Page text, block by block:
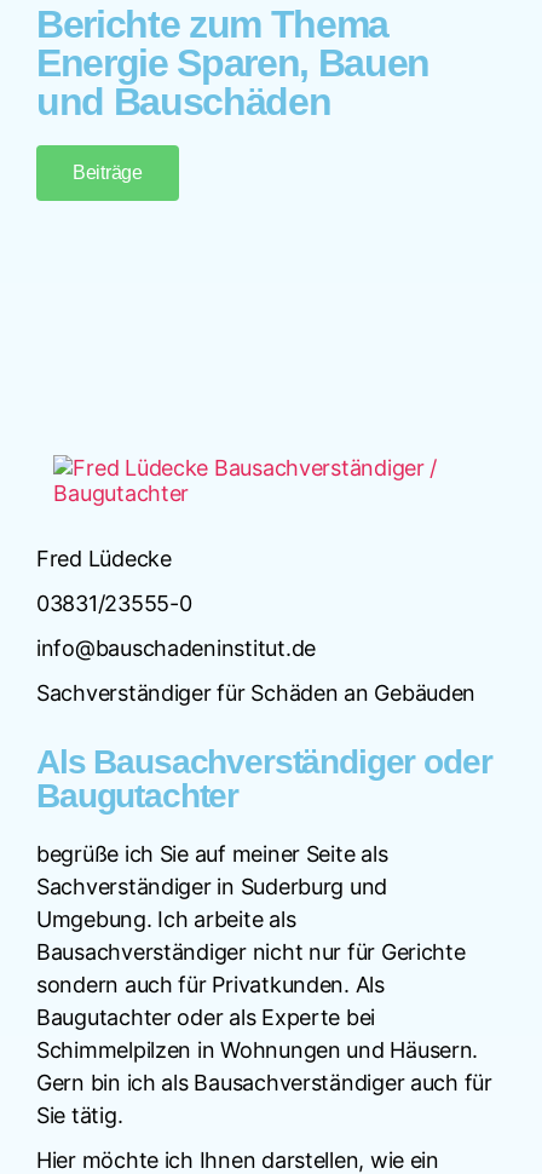
Berichte zum Thema
Energie Sparen, Bauen
und Bauschäden
Beiträge
Fred Lüdecke
03831/23555-0
info@bauschadeninstitut.de
Sachverständiger für Schäden an Gebäuden
Als Bausachverständiger oder
Baugutachter
begrüße ich Sie auf meiner Seite als
Sachverständiger in Suderburg und
Umgebung. Ich arbeite als
Bausachverständiger nicht nur für Gerichte
sondern auch für Privatkunden. Als
Baugutachter oder als Experte bei
Schimmelpilzen in Wohnungen und Häusern.
Gern bin ich als Bausachverständiger auch für
Sie tätig.
Hier möchte ich Ihnen darstellen, wie ein